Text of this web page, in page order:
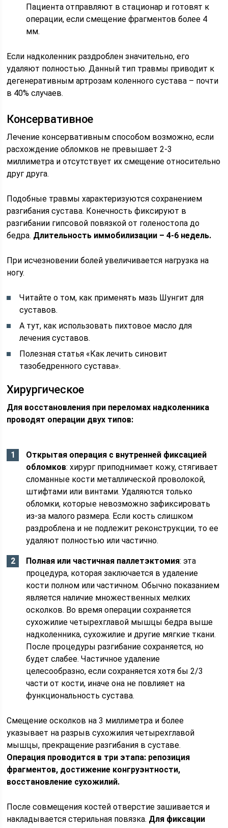
Пациента отправляют в стационар и готовят к
операции, если смещение фрагментов более 4
мм.
Если надколенник раздроблен значительно, его
удаляют полностью. Данный тип травмы приводит к
дегенеративным артрозам коленного сустава – почти
в 40% случаев.
Консервативное
Лечение консервативным способом возможно, если
расхождение обломков не превышает 2-3
миллиметра и отсутствует их смещение относительно
друг друга.
Подобные травмы характеризуются сохранением
разгибания сустава. Конечность фиксируют в
разгибании гипсовой повязкой от голеностопа до
бедра. Длительность иммобилизации – 4-6 недель.
При исчезновении болей увеличивается нагрузка на
ногу.
Читайте о том, как применять мазь Шунгит для
суставов.
А тут, как использовать пихтовое масло для
лечения суставов.
Полезная статья «Как лечить синовит
тазобедренного сустава».
Хирургическое
Для восстановления при переломах надколенника
проводят операции двух типов:
Открытая операция с внутренней фиксацией
обломков: хирург приподнимает кожу, стягивает
сломанные кости металлической проволокой,
штифтами или винтами. Удаляются только
обломки, которые невозможно зафиксировать
из-за малого размера. Если кость слишком
раздроблена и не подлежит реконструкции, то ее
удаляют полностью или частично.
Полная или частичная паллетэктомия: эта
процедура, которая заключается в удаление
кости полном или частичном. Обычно показанием
является наличие множественных мелких
осколков. Во время операции сохраняется
сухожилие четырехглавой мышцы бедра выше
надколенника, сухожилие и другие мягкие ткани.
После процедуры разгибание сохраняется, но
будет слабее. Частичное удаление
целесообразно, если сохраняется хотя бы 2/3
части от кости, иначе она не повлияет на
функциональность сустава.
Смещение осколков на 3 миллиметра и более
указывает на разрыв сухожилия четырехглавой
мышцы, прекращение разгибания в суставе.
Операция проводится в три этапа: репозиция
фрагментов, достижение конгруэнтности,
восстановление сухожилий.
После совмещения костей отверстие зашивается и
накладывается стерильная повязка. Для фиксации